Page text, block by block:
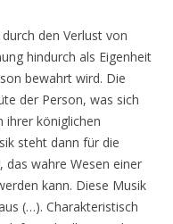
den Verlust von
hindurch als Eigenheit
bewahrt wird. Die
der Person, was sich
ihrer königlichen
steht dann für die
das wahre Wesen einer
kann. Diese Musik
(…). Charakteristisch